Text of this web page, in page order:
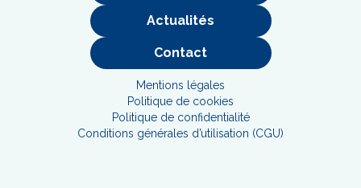
Actualités
Contact
Mentions légales
Politique de cookies
Politique de confidentialité
Conditions générales d’utilisation (CGU)